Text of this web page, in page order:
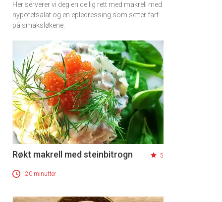
Her serverer vi deg en deilig rett med makrell med
nypotetsalat og en epledressing som setter fart
på smaksløkene.
Røkt makrell med steinbitrogn 5
20 minutter